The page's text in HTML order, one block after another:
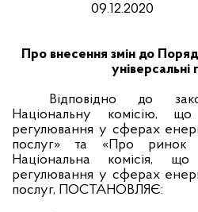
Про внесення змін до
універсальні
Відповідно до
Національну комісію,
регулювання у сферах
послуг» та «Про ринок
Національна комісія,
регулювання у сферах
послуг, ПОСТАНОВЛЯЄ: